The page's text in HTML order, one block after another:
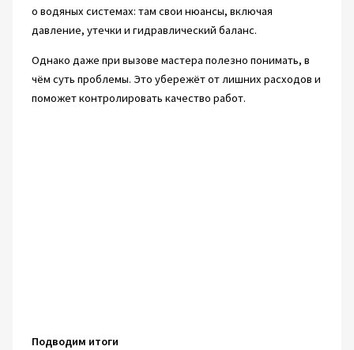
о водяных системах: там свои нюансы, включая
давление, утечки и гидравлический баланс.
Однако даже при вызове мастера полезно понимать, в
чём суть проблемы. Это убережёт от лишних расходов и
поможет контролировать качество работ.
Подводим итоги